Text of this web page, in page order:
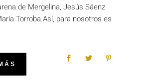
de Mergelina, Jesús Sáenz
Torroba.Así, para nosotros es